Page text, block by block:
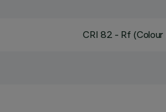
CRI 82 - Rf